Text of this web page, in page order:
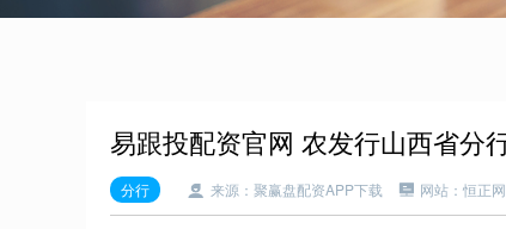
易跟投配资官网 农发行山西省分
分行 来源：聚赢盘配资APP下载 网站：恒正网